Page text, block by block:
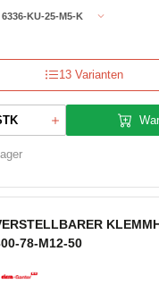
6336-KU-25-M5-K
13 Varianten
78-M12-50